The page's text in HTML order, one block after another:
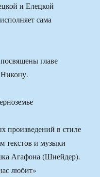
и Елецкой
сама
главе
произведений в стиле
текстов и музыки
Агафона (Шнейдер).
любит»